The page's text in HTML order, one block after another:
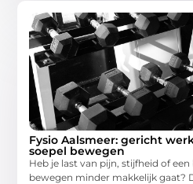
Fysio Aalsmeer: gericht
soepel bewegen
Heb je last van pijn, stijfheid of
bewegen minder makkelijk gaat?